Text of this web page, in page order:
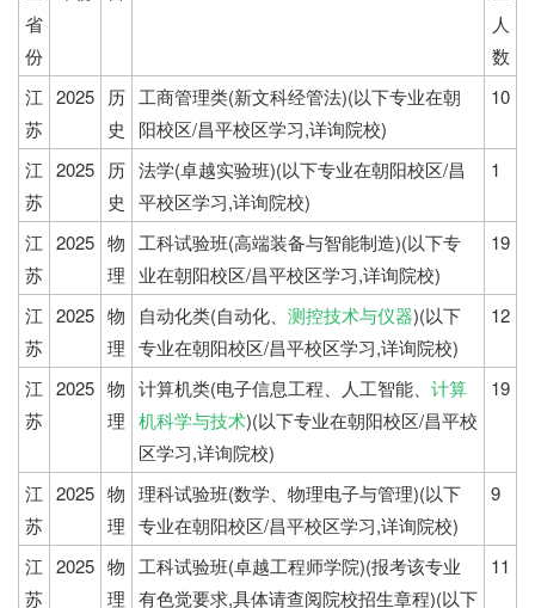
省
份
人
数
江
苏
2025 历
史
工商管理类(新文科经管法)(以下专业在朝
阳校区/昌平校区学习,详询院校)
10
江
苏
2025 历
史
法学(卓越实验班)(以下专业在朝阳校区/昌
平校区学习,详询院校)
1
江
苏
2025 物
理
工科试验班(高端装备与智能制造)(以下专
业在朝阳校区/昌平校区学习,详询院校)
19
江
苏
2025 物
理
自动化类(自动化、 测控技术与仪器)(以下
专业在朝阳校区/昌平校区学习,详询院校)
12
江
苏
2025 物
理
计算机类(电子信息工程、人工智能、 计算
机科学与技术)(以下专业在朝阳校区/昌平校
区学习,详询院校)
19
江
苏
2025 物
理
理科试验班(数学、物理电子与管理)(以下
专业在朝阳校区/昌平校区学习,详询院校)
9
江
苏
2025 物
理
工科试验班(卓越工程师学院)(报考该专业
有色觉要求,具体请查阅院校招生章程)(以下
11